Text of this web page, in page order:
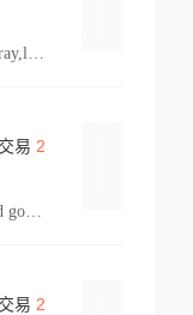
易 2
personal effect,used household goods
易 2